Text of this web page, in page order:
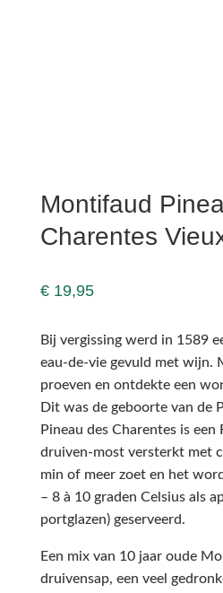
Montifaud
Charentes
€19,95
Bij vergissing werd in 1589
eau-de-vie gevuld met wijn.
proeven en ontdekte een
Dit was de geboorte van de
Pineau des Charentes is een
druiven-most versterkt met
min of meer zoet en het
– 8 à 10 graden Celsius als
portglazen) geserveerd.
Een mix van 10 jaar oude
druivensap, een veel